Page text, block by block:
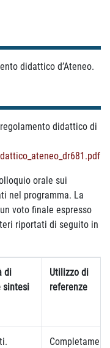
didattico d’Ateneo.
didattico di
orale sui
nel programma. La
voto finale espresso
riportati di seguito in
di
sintesi
Utilizzo di
referenze